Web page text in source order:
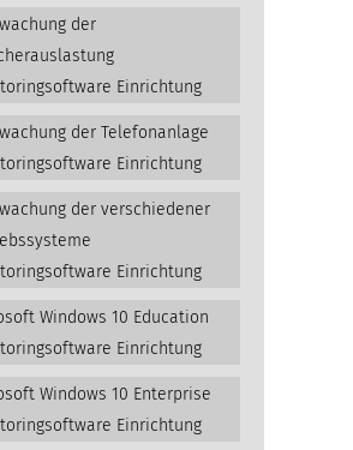
der
Einrichtung
der Telefonanlage
Einrichtung
der verschiedener
Einrichtung
Windows 10 Education
Einrichtung
Windows 10 Enterprise
Einrichtung